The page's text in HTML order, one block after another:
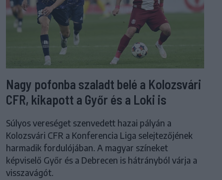
Nagy pofonba szaladt belé a Kolozsvári
CFR, kikapott a Győr és a Loki is
Súlyos vereséget szenvedett hazai pályán a
Kolozsvári CFR a Konferencia Liga selejtezőjének
harmadik fordulójában. A magyar színeket
képviselő Győr és a Debrecen is hátrányból várja a
visszavágót.